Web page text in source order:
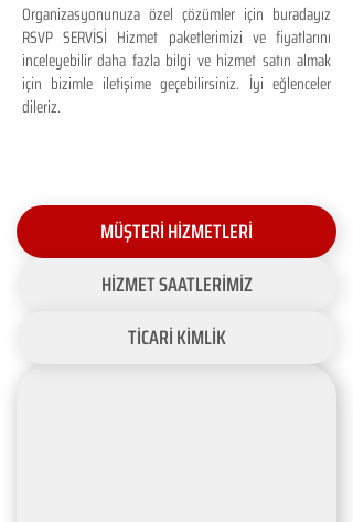
Organizasyonunuza özel çözümler için buradayız
RSVP SERVİSİ Hizmet paketlerimizi ve fiyatlarını
inceleyebilir daha fazla bilgi ve hizmet satın almak
için bizimle iletişime geçebilirsiniz. İyi eğlenceler
dileriz.
MÜŞTERİ HİZMETLERİ
HİZMET SAATLERİMİZ
TİCARİ KİMLİK